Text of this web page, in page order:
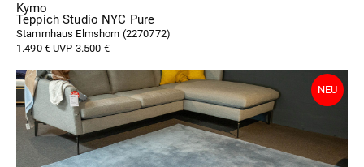
Kymo
Teppich Studio NYC Pure
Stammhaus Elmshorn (2270772)
1.490 €UVP 3.500 €